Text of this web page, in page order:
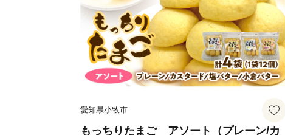
愛知県小牧市
もっちりたまご アソート（プレーン/カ